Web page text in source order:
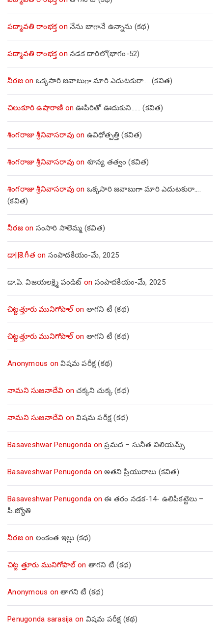
పద్మావతి రాంభక్తon నేను బాగానే ఉన్నాను (క‌థ‌)
పద్మావతి రాంభక్తon నడక దారిలో(భాగం-52)
నీరజon ఒక్కసారి జవాబుగా మారి ఎదుటకురా…. (కవిత)
చిలుకూరి ఉషారాణి onఊపిరితో ఊదుకుని…… (కవిత)
శింగరాజు శ్రీనివాసరావుon ఉవిధోత్పత్తి (కవిత)
శింగరాజు శ్రీనివాసరావుon శూన్య తత్వం (కవిత)
శింగరాజు శ్రీనివాసరావుon ఒక్కసారి జవాబుగా మారి ఎదుటకురా….
(కవిత)
నీరజon సంసారి సాలెమ్మ (కవిత)
డా||కె.గీత on సంపాదకీయం-మే, 2025
డా.పి. విజయలక్ష్మి పండిట్ on సంపాదకీయం-మే, 2025
చిట్టత్తూరు మునిగోపాల్on తాగని టీ (కథ)
చిట్టత్తూరు మునిగోపాల్on తాగని టీ (కథ)
Anonymous onవిషమ పరీక్ష (క‌థ‌)
నామని సుజనాదేవి onచక్కని చుక్క (కథ)
నామని సుజనాదేవి onవిషమ పరీక్ష (క‌థ‌)
Basaveshwar Penugonda onప్రమద – సునీత విలియమ్స్
Basaveshwar Penugonda onఅతని ప్రియురాలు (కవిత)
Basaveshwar Penugonda onఈ తరం నడక-14- ఉలిపికట్టెలు –
పి.జ్యోతి
నీరజon లంకంత ఇల్లు (కథ)
చిట్ట త్తూరు మునిగోపాల్on తాగని టీ (కథ)
Anonymous onతాగని టీ (కథ)
Penugonda sarasija on విషమ పరీక్ష (క‌థ‌)